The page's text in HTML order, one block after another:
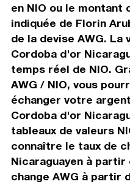
en NIO ou le montant
indiquée de Florin
de la devise AWG. La
Cordoba d'or
temps réel de NIO.
AWG / NIO, vous
échanger votre
Cordoba d'or
tableaux de valeurs
connaître le taux de
Nicaraguayen à partir
change AWG à partir